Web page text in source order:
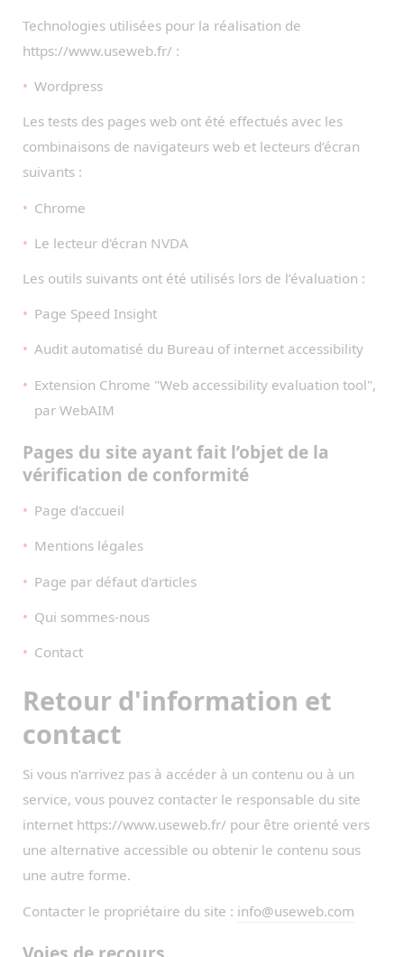
Technologies utilisées pour la réalisation de
https://www.useweb.fr/ :
Wordpress
Les tests des pages web ont été effectués avec les
combinaisons de navigateurs web et lecteurs d’écran
suivants :
Chrome
Le lecteur d'écran NVDA
Les outils suivants ont été utilisés lors de l’évaluation :
Page Speed Insight
Audit automatisé du Bureau of internet accessibility
Extension Chrome "Web accessibility evaluation tool",
par WebAIM
Pages du site ayant fait l’objet de la
vérification de conformité
Page d'accueil
Mentions légales
Page par défaut d'articles
Qui sommes-nous
Contact
Retour d'information et
contact
Si vous n’arrivez pas à accéder à un contenu ou à un
service, vous pouvez contacter le responsable du site
internet https://www.useweb.fr/ pour être orienté vers
une alternative accessible ou obtenir le contenu sous
une autre forme.
Contacter le propriétaire du site : info@useweb.com